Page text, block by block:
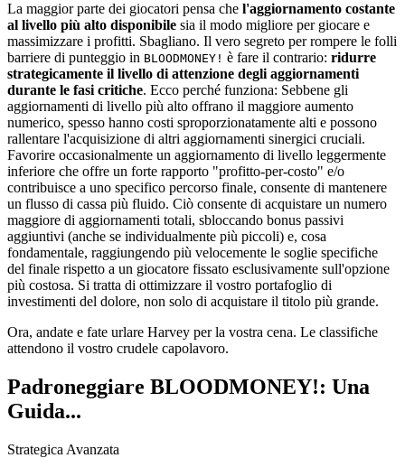
La maggior parte dei giocatori pensa che l'aggiornamento costante
al livello più alto disponibile sia il modo migliore per giocare e
massimizzare i profitti. Sbagliano. Il vero segreto per rompere le folli
barriere di punteggio in BLOODMONEY! è fare il contrario: ridurre
strategicamente il livello di attenzione degli aggiornamenti
durante le fasi critiche. Ecco perché funziona: Sebbene gli
aggiornamenti di livello più alto offrano il maggiore aumento
numerico, spesso hanno costi sproporzionatamente alti e possono
rallentare l'acquisizione di altri aggiornamenti sinergici cruciali.
Favorire occasionalmente un aggiornamento di livello leggermente
inferiore che offre un forte rapporto "profitto-per-costo" e/o
contribuisce a uno specifico percorso finale, consente di mantenere
un flusso di cassa più fluido. Ciò consente di acquistare un numero
maggiore di aggiornamenti totali, sbloccando bonus passivi
aggiuntivi (anche se individualmente più piccoli) e, cosa
fondamentale, raggiungendo più velocemente le soglie specifiche
del finale rispetto a un giocatore fissato esclusivamente sull'opzione
più costosa. Si tratta di ottimizzare il vostro portafoglio di
investimenti del dolore, non solo di acquistare il titolo più grande.
Ora, andate e fate urlare Harvey per la vostra cena. Le classifiche
attendono il vostro crudele capolavoro.
Padroneggiare BLOODMONEY!: Una
Guida...
Strategica Avanzata